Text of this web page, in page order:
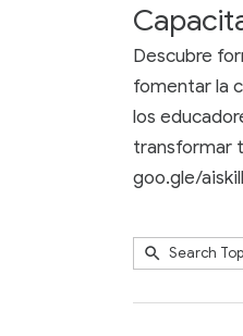
Descubre
fomentar la
los
transformar
goo.gle/
NoSearch
Submit